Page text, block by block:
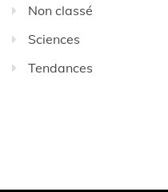
Non classé
Sciences
Tendances